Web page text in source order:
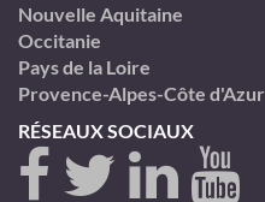
Nouvelle Aquitaine
Occitanie
Pays de la Loire
Provence-Alpes-Côte d'Azur
RÉSEAUX SOCIAUX